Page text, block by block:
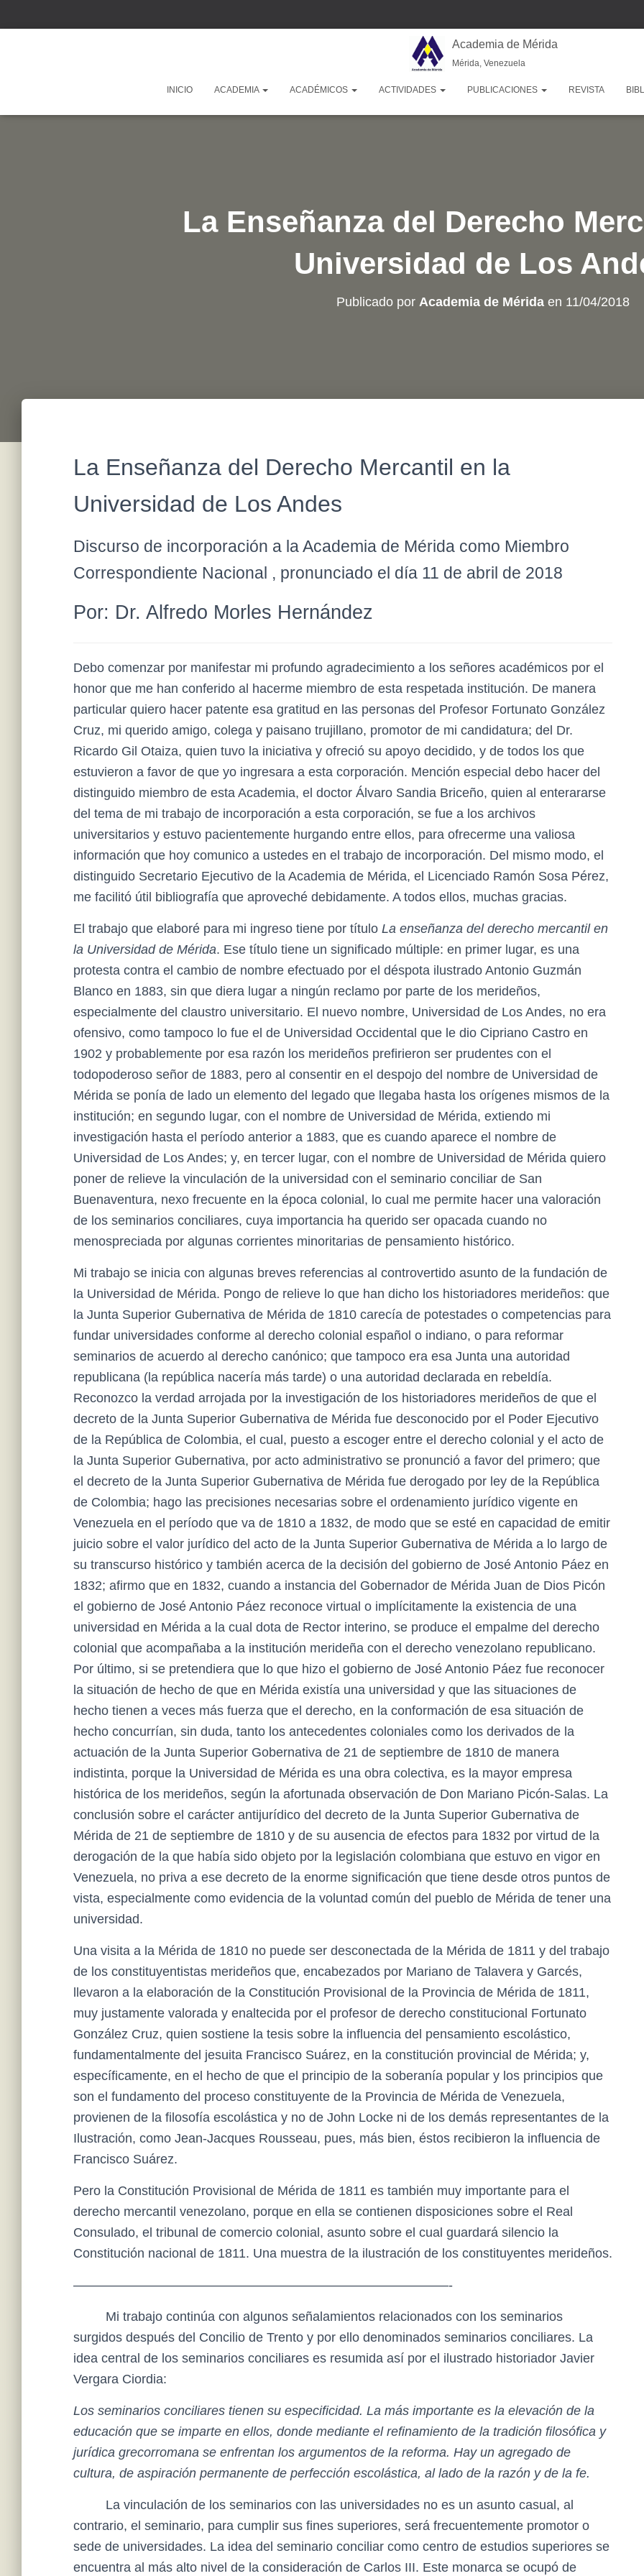
Academia de Mérida
Mérida, Venezuela
INICIO ACADEMIA ACADÉMICOS ACTIVIDADES PUBLICACIONES REVISTA
La Enseñanza del Derecho
Universidad de Los
Publicado por Academia de Mérida en 11/04/2018
La Enseñanza del Derecho Mercantil en la
Universidad de Los Andes
Discurso de incorporación a la Academia de Mérida como Miembro
Correspondiente Nacional , pronunciado el día 11 de abril de 2018
Por: Dr. Alfredo Morles Hernández
Debo comenzar por manifestar mi profundo agradecimiento a los señores académicos por el
honor que me han conferido al hacerme miembro de esta respetada institución. De manera
particular quiero hacer patente esa gratitud en las personas del Profesor Fortunato González
Cruz, mi querido amigo, colega y paisano trujillano, promotor de mi candidatura; del Dr.
Ricardo Gil Otaiza, quien tuvo la iniciativa y ofreció su apoyo decidido, y de todos los que
estuvieron a favor de que yo ingresara a esta corporación. Mención especial debo hacer del
distinguido miembro de esta Academia, el doctor Álvaro Sandia Briceño, quien al enterararse
del tema de mi trabajo de incorporación a esta corporación, se fue a los archivos
universitarios y estuvo pacientemente hurgando entre ellos, para ofrecerme una valiosa
información que hoy comunico a ustedes en el trabajo de incorporación. Del mismo modo, el
distinguido Secretario Ejecutivo de la Academia de Mérida, el Licenciado Ramón Sosa Pérez,
me facilitó útil bibliografía que aproveché debidamente. A todos ellos, muchas gracias.
El trabajo que elaboré para mi ingreso tiene por título La enseñanza del derecho mercantil en
la Universidad de Mérida. Ese título tiene un significado múltiple: en primer lugar, es una
protesta contra el cambio de nombre efectuado por el déspota ilustrado Antonio Guzmán
Blanco en 1883, sin que diera lugar a ningún reclamo por parte de los merideños,
especialmente del claustro universitario. El nuevo nombre, Universidad de Los Andes, no era
ofensivo, como tampoco lo fue el de Universidad Occidental que le dio Cipriano Castro en
1902 y probablemente por esa razón los merideños prefirieron ser prudentes con el
todopoderoso señor de 1883, pero al consentir en el despojo del nombre de Universidad de
Mérida se ponía de lado un elemento del legado que llegaba hasta los orígenes mismos de la
institución; en segundo lugar, con el nombre de Universidad de Mérida, extiendo mi
investigación hasta el período anterior a 1883, que es cuando aparece el nombre de
Universidad de Los Andes; y, en tercer lugar, con el nombre de Universidad de Mérida quiero
poner de relieve la vinculación de la universidad con el seminario conciliar de San
Buenaventura, nexo frecuente en la época colonial, lo cual me permite hacer una valoración
de los seminarios conciliares, cuya importancia ha querido ser opacada cuando no
menospreciada por algunas corrientes minoritarias de pensamiento histórico.
Mi trabajo se inicia con algunas breves referencias al controvertido asunto de la fundación de
la Universidad de Mérida. Pongo de relieve lo que han dicho los historiadores merideños: que
la Junta Superior Gubernativa de Mérida de 1810 carecía de potestades o competencias para
fundar universidades conforme al derecho colonial español o indiano, o para reformar
seminarios de acuerdo al derecho canónico; que tampoco era esa Junta una autoridad
republicana (la república nacería más tarde) o una autoridad declarada en rebeldía.
Reconozco la verdad arrojada por la investigación de los historiadores merideños de que el
decreto de la Junta Superior Gubernativa de Mérida fue desconocido por el Poder Ejecutivo
de la República de Colombia, el cual, puesto a escoger entre el derecho colonial y el acto de
la Junta Superior Gubernativa, por acto administrativo se pronunció a favor del primero; que
el decreto de la Junta Superior Gubernativa de Mérida fue derogado por ley de la República
de Colombia; hago las precisiones necesarias sobre el ordenamiento jurídico vigente en
Venezuela en el período que va de 1810 a 1832, de modo que se esté en capacidad de emitir
juicio sobre el valor jurídico del acto de la Junta Superior Gubernativa de Mérida a lo largo de
su transcurso histórico y también acerca de la decisión del gobierno de José Antonio Páez en
1832; afirmo que en 1832, cuando a instancia del Gobernador de Mérida Juan de Dios Picón
el gobierno de José Antonio Páez reconoce virtual o implícitamente la existencia de una
universidad en Mérida a la cual dota de Rector interino, se produce el empalme del derecho
colonial que acompañaba a la institución merideña con el derecho venezolano republicano.
Por último, si se pretendiera que lo que hizo el gobierno de José Antonio Páez fue reconocer
la situación de hecho de que en Mérida existía una universidad y que las situaciones de
hecho tienen a veces más fuerza que el derecho, en la conformación de esa situación de
hecho concurrían, sin duda, tanto los antecedentes coloniales como los derivados de la
actuación de la Junta Superior Gobernativa de 21 de septiembre de 1810 de manera
indistinta, porque la Universidad de Mérida es una obra colectiva, es la mayor empresa
histórica de los merideños, según la afortunada observación de Don Mariano Picón-Salas. La
conclusión sobre el carácter antijurídico del decreto de la Junta Superior Gubernativa de
Mérida de 21 de septiembre de 1810 y de su ausencia de efectos para 1832 por virtud de la
derogación de la que había sido objeto por la legislación colombiana que estuvo en vigor en
Venezuela, no priva a ese decreto de la enorme significación que tiene desde otros puntos de
vista, especialmente como evidencia de la voluntad común del pueblo de Mérida de tener una
universidad.
Una visita a la Mérida de 1810 no puede ser desconectada de la Mérida de 1811 y del trabajo
de los constituyentistas merideños que, encabezados por Mariano de Talavera y Garcés,
llevaron a la elaboración de la Constitución Provisional de la Provincia de Mérida de 1811,
muy justamente valorada y enaltecida por el profesor de derecho constitucional Fortunato
González Cruz, quien sostiene la tesis sobre la influencia del pensamiento escolástico,
fundamentalmente del jesuita Francisco Suárez, en la constitución provincial de Mérida; y,
específicamente, en el hecho de que el principio de la soberanía popular y los principios que
son el fundamento del proceso constituyente de la Provincia de Mérida de Venezuela,
provienen de la filosofía escolástica y no de John Locke ni de los demás representantes de la
Ilustración, como Jean-Jacques Rousseau, pues, más bien, éstos recibieron la influencia de
Francisco Suárez.
Pero la Constitución Provisional de Mérida de 1811 es también muy importante para el
derecho mercantil venezolano, porque en ella se contienen disposiciones sobre el Real
Consulado, el tribunal de comercio colonial, asunto sobre el cual guardará silencio la
Constitución nacional de 1811. Una muestra de la ilustración de los constituyentes merideños.
—————————————————————————————-
Mi trabajo continúa con algunos señalamientos relacionados con los seminarios
surgidos después del Concilio de Trento y por ello denominados seminarios conciliares. La
idea central de los seminarios conciliares es resumida así por el ilustrado historiador Javier
Vergara Ciordia:
Los seminarios conciliares tienen su especificidad. La más importante es la elevación de la
educación que se imparte en ellos, donde mediante el refinamiento de la tradición filosófica y
jurídica grecorromana se enfrentan los argumentos de la reforma. Hay un agregado de
cultura, de aspiración permanente de perfección escolástica, al lado de la razón y de la fe.
La vinculación de los seminarios con las universidades no es un asunto casual, al
contrario, el seminario, para cumplir sus fines superiores, será frecuentemente promotor o
sede de universidades. La idea del seminario conciliar como centro de estudios superiores se
encuentra al más alto nivel de la consideración de Carlos III. Este monarca se ocupó de